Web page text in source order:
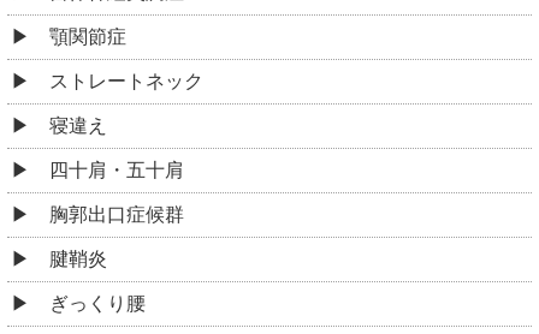
顎関節症
ストレートネック
寝違え
四十肩・五十肩
胸郭出口症候群
腱鞘炎
ぎっくり腰